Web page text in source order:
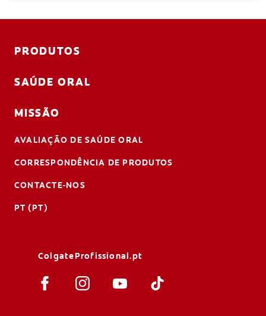
PRODUTOS
SAÚDE ORAL
MISSÃO
AVALIAÇÃO DE SAÚDE ORAL
CORRESPONDÊNCIA DE PRODUTOS
CONTACTE-NOS
PT (PT)
ColgateProfissional.pt